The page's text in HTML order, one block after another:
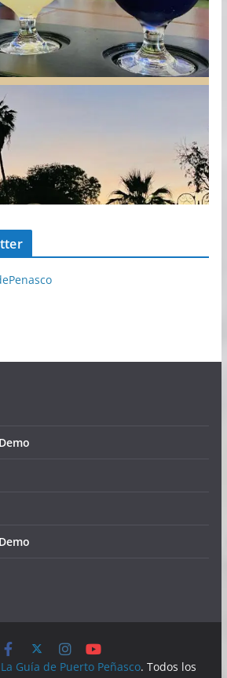
La Guía de Puerto Peñasco. Todos los